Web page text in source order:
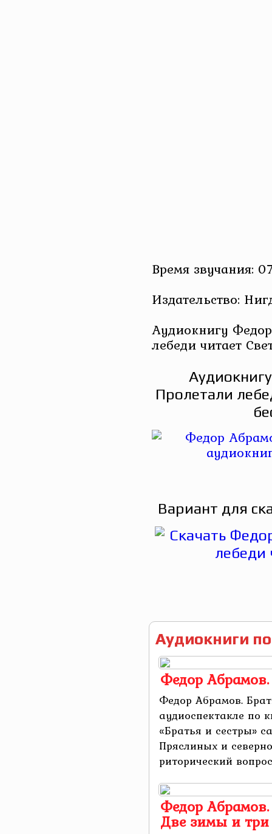
Время звучания:
Издательство:
Аудиокнигу
лебеди читает
Пролетали
Вариант для
Аудиокниги
Федор
Федор Абрамов.
аудиоспектакле по
«Братья и сестры»
Пряслиных и
риторический
Федор
Две зимы и три